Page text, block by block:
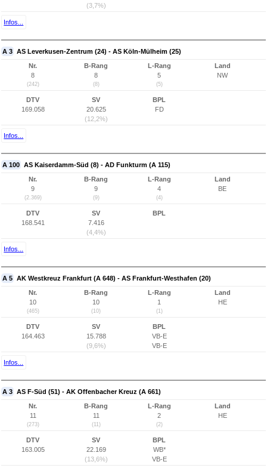
(3,7%)
Infos...
A 3 AS Leverkusen-Zentrum (24) - AS Köln-Mülheim (25)
Nr.
8
(242)
B-Rang
8
(8)
L-Rang
5
(5)
Land
NW
DTV
169.058
SV
20.625
(12,2%)
BPL
FD
Infos...
A 100 AS Kaiserdamm-Süd (8) - AD Funkturm (A 115)
Nr.
9
(2.369)
B-Rang
9
(9)
L-Rang
4
(4)
Land
BE
DTV
168.541
SV
7.416
(4,4%)
BPL
Infos...
A 5 AK Westkreuz Frankfurt (A 648) - AS Frankfurt-Westhafen (20)
Nr.
10
(465)
B-Rang
10
(10)
L-Rang
1
(1)
Land
HE
DTV
164.463
SV
15.788
(9,6%)
BPL
VB-E
VB-E
Infos...
A 3 AS F-Süd (51) - AK Offenbacher Kreuz (A 661)
Nr.
11
(273)
B-Rang
11
(11)
L-Rang
2
(2)
Land
HE
DTV
163.005
SV
22.169
(13,6%)
BPL
WB*
VB-E